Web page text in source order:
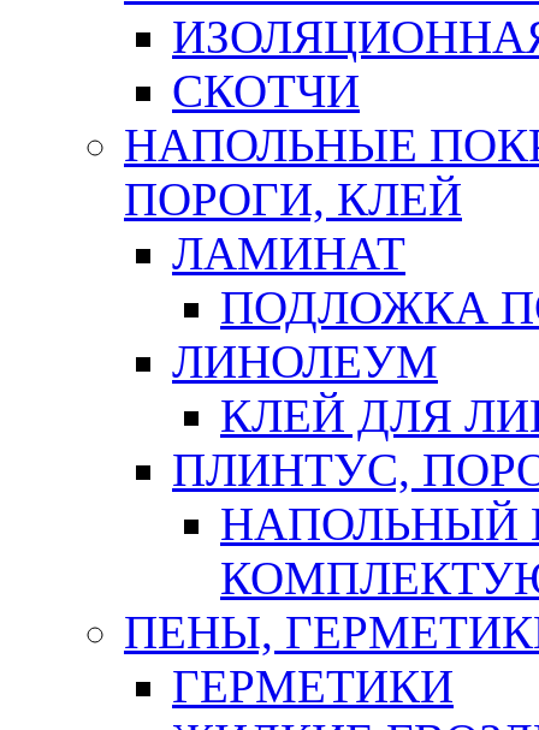
СКОТЧИ
НАПОЛЬНЫЕ
ПОРОГИ, КЛЕЙ
ЛАМИНАТ
ПОДЛОЖКА
ЛИНОЛЕУМ
КЛЕЙ ДЛЯ
ПЛИНТУС,
НАПОЛЬНЫЙ
ПЕНЫ,
ГЕРМЕТИКИ